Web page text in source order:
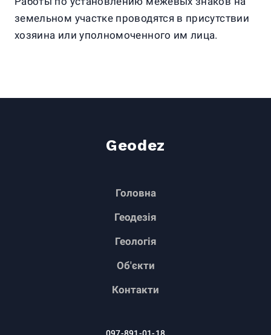
земельном участке проводятся в присутствии
хозяина или уполномоченного им лица.
Geodez
Головна
Геодезія
Геологія
Об'єкти
Контакти